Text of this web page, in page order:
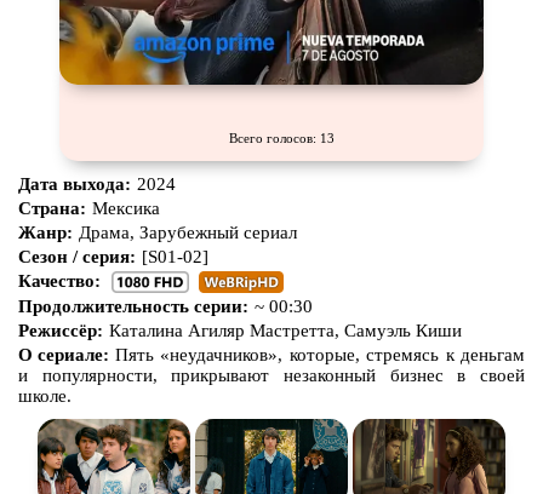
Всего голосов: 13
Дата выхода: 2024
Страна: Мексика
Жанр: Драма, Зарубежный сериал
Сезон / серия: [S01-02]
Качество:
Продолжительность серии: ~ 00:30
Режиссёр: Каталина Агиляр Мастретта, Самуэль Киши
О сериале: Пять «неудачников», которые, стремясь к деньгам
и популярности, прикрывают незаконный бизнес в своей
школе.